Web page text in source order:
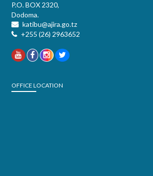
P.O. BOX 2320,
Dodoma.
katibu@ajira.go.tz
+255 (26) 2963652
OFFICE LOCATION